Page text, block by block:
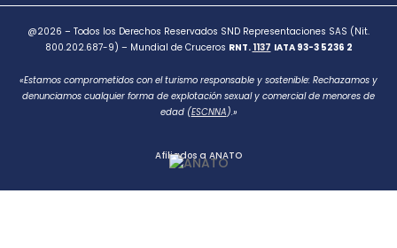
@2026 – Todos los Derechos Reservados SND Representaciones SAS (Nit.
800.202.687-9) – Mundial de Cruceros RNT. 1137 IATA 93-3 5236 2
«Estamos comprometidos con el turismo responsable y sostenible: Rechazamos y
denunciamos cualquier forma de explotación sexual y comercial de menores de
edad (ESCNNA).»
Afiliados a ANATO